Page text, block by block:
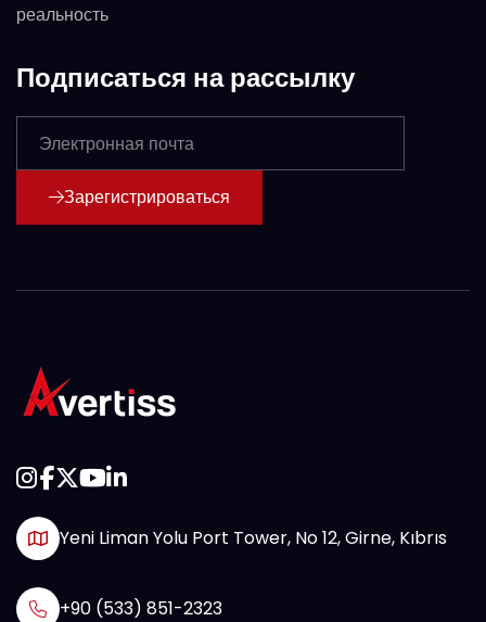
реальность
Подписаться на рассылку
Зарегистрироваться
Yeni Liman Yolu Port Tower, No 12, Girne, Kıbrıs
+90 (533) 851-2323